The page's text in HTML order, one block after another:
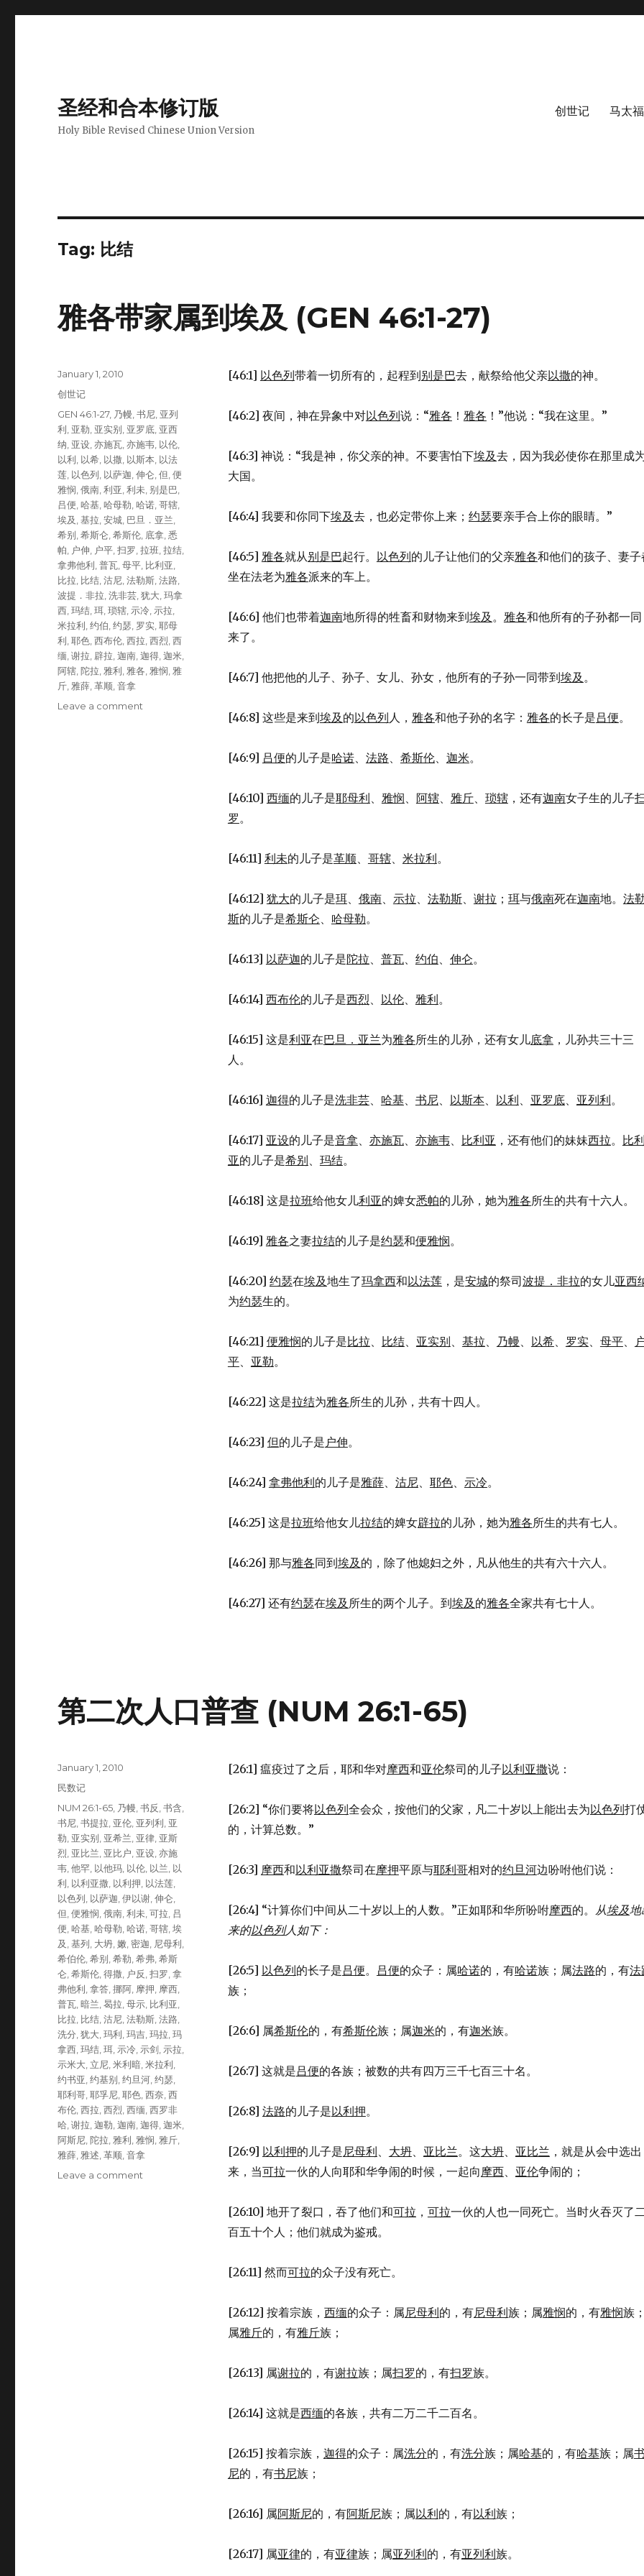
圣经和合本修订版
Holy Bible Revised Chinese Union Version
创世记 马太
Tag: 比结
雅各带家属到埃及 (GEN 46:1-27)
[46:1] 以色列带着一切所有的，起程到别是巴去，献祭给他父亲以撒的神。
[46:2] 夜间，神在异象中对以色列说：“雅各 ！ 雅各 ！”他说：“我在这里。”
[46:3] 神说：“我是神，你父亲的神。不要害怕下埃及去，因为我必使你在那里成
大国。
[46:4] 我要和你同下埃及去，也必定带你上来； 约瑟要亲手合上你的眼睛。”
[46:5] 雅各就从别是巴起行。 以色列的儿子让他们的父亲雅各和他们的孩子、妻子
坐在法老为雅各派来的车上。
[46:6] 他们也带着迦南地所得的牲畜和财物来到埃及 。 雅各和他所有的子孙都一同
来了。
[46:7] 他把他的儿子、孙子、女儿、孙女，他所有的子孙一同带到埃及 。
[46:8] 这些是来到埃及 的以色列人， 雅各和他子孙的名字： 雅各的长子是吕便。
[46:9] 吕便的儿子是哈诺、 法路、 希斯伦、 迦米。
[46:10] 西缅的儿子是耶母利、 雅悯、 阿辖、 雅斤、 琐辖，还有迦南女子生的儿子
罗。
[46:11] 利未的儿子是革顺、 哥辖、 米拉利。
[46:12] 犹大的儿子是珥、 俄南、 示拉、 法勒斯、 谢拉 ； 珥与俄南死在迦南地。 法
斯的儿子是希斯仑、 哈母勒。
[46:13] 以萨迦的儿子是陀拉、 普瓦、 约伯、 伸仑。
[46:14] 西布伦的儿子是西烈、 以伦、 雅利。
[46:15] 这是利亚在巴旦．亚兰为雅各所生的儿孙，还有女儿底拿，儿孙共三十三
人。
[46:16] 迦得的儿子是洗非芸、 哈基、 书尼、 以斯本、 以利、 亚罗底、 亚列利。
[46:17] 亚设的儿子是音拿、 亦施瓦、 亦施韦、 比利亚 ，还有他们的妹妹西拉。
比
亚的儿子是希别、 玛结。
[46:18] 这是拉班给他女儿利亚的婢女悉帕的儿孙，她为雅各所生的共有十六人。
[46:19] 雅各之妻拉结的儿子是约瑟和便雅悯。
[46:20] 约瑟在埃及地生了玛拿西和以法莲，是安城的祭司波提．非拉的女儿亚西
为约瑟生的。
[46:21] 便雅悯的儿子是比拉、 比结、 亚实别、 基拉、 乃幔、 以希、 罗实、 母平、
平、 亚勒。
[46:22] 这是拉结为雅各所生的儿孙，共有十四人。
[46:23] 但的儿子是 户伸。
[46:24] 拿弗他利的儿子是雅薛、 沽尼、 耶色、 示冷。
[46:25] 这是拉班给他女儿拉结的婢女辟拉的儿孙，她为雅各所生的共有七人。
[46:26] 那与雅各同到埃及 的，除了他媳妇之外，凡从他生的共有六十六人。
[46:27] 还有约瑟在埃及 所生的两个儿子。到埃及 的雅各全家共有七十人。
Posted
on
January 1, 2010
Categories
创世记
Tags
GEN 46:1-27, 乃幔 ,书尼 亚列
利 亚勒 亚实别 亚罗底 亚西
纳 亚设 ,亦施瓦 ,亦施韦 以伦
以利 以希 以撒 以斯本 以法
莲 以色列 以萨迦 ,伸仑 ,但 ,便
雅悯 ,俄南 ,利亚 ,利未 别是巴
吕便 ,哈基 ,哈母勒 ,哈诺 ,哥辖
埃及 ,基拉 ,安城 巴旦．亚兰
希别 ,希斯仑 ,希斯伦 底拿 ,悉
帕
户伸 户平 ,扫罗 ,拉班 ,拉结
拿弗他利 ,普瓦 ,母平 比利亚
比拉 比结 ,沽尼 ,法勒斯 ,法路
波提．非拉 ,洗非芸 ,犹大 ,玛拿
西 ,玛结 ,珥 ,琐辖 示冷 示拉
米拉利 ,约伯 ,约瑟 罗实 ,耶母
利 ,耶色 ,西布伦 ,西拉 ,西烈 ,西
缅 ,谢拉 辟拉 ,迦南 ,迦得 ,迦米
阿辖 ,陀拉 雅利 雅各 雅悯 雅
斤 雅薛 ,革顺 ,音拿
Leave a comment
第二次人口普查 (NUM 26:1-65)
[26:1] 瘟疫过了之后，耶和华对摩西和亚伦祭司的儿子以利亚撒说：
[26:2] “你们要将以色列全会众，按他们的父家，凡二十岁以上能出去为以色列打
的，计算总数。”
[26:3] 摩西和以利亚撒祭司在摩押平原与耶利哥相对的约旦河边吩咐他们说：
[26:4] “计算你们中间从二十岁以上的人数。”正如耶和华所吩咐摩西的。 从埃及地
来的以色列人如下：
[26:5] 以色列的长子是吕便。 吕便的众子：属哈诺的，有哈诺族；属法路的，有法
族；
[26:6] 属希斯伦的，有希斯伦族；属迦米的，有迦米族。
[26:7] 这就是吕便的各族；被数的共有四万三千七百三十名。
[26:8] 法路的儿子是以利押。
[26:9] 以利押的儿子是尼母利、 大坍、 亚比兰。这大坍、 亚比兰 ，就是从会中选出
来，当可拉一伙的人向耶和华争闹的时候，一起向摩西、 亚伦争闹的；
[26:10] 地开了裂口，吞了他们和可拉 ， 可拉一伙的人也一同死亡。当时火吞灭了
百五十个人；他们就成为鉴戒。
[26:11] 然而可拉的众子没有死亡。
[26:12] 按着宗族， 西缅的众子：属尼母利的，有尼母利族；属雅悯的，有雅悯族
属雅斤的，有雅斤族；
[26:13] 属谢拉的，有谢拉族；属扫罗的，有扫罗族。
[26:14] 这就是西缅的各族，共有二万二千二百名。
[26:15] 按着宗族， 迦得的众子：属洗分的，有洗分族；属哈基的，有哈基族；属
尼的，有书尼族；
[26:16] 属阿斯尼的，有阿斯尼族；属以利的，有以利族；
[26:17] 属亚律的，有亚律族；属亚列利的，有亚列利族。
Posted
on
January 1, 2010
Categories
民数记
Tags
NUM 26:1-65 乃幔 ,书反 ,书含
书尼 ,书提拉 亚伦 亚列利 亚
勒 亚实别 亚希兰 亚律 亚斯
烈 亚比兰 亚比户 亚设 ,亦施
韦 ,他罕 以他玛 以伦 以兰 以
利 以利亚撒 以利押 以法莲
以色列 以萨迦 ,伊以谢 ,伸仑
但 ,便雅悯 ,俄南 ,利未 ,可拉 吕
便 ,哈基 ,哈母勒 ,哈诺 ,哥辖 ,埃
及 ,基列 大坍 ,嫩 密迦 尼母利
希伯伦 ,希别 ,希勒 ,希弗 ,希斯
仑 ,希斯伦 ,得撒 户反 ,扫罗 ,拿
弗他利 ,拿答 ,挪阿 摩押 摩西
普瓦 ,暗兰 ,曷拉 ,母示 比利亚
比拉 比结 ,沽尼 ,法勒斯 ,法路
洗分 ,犹大 ,玛利 ,玛吉 ,玛拉 ,玛
拿西 ,玛结 ,珥 示冷 示剑 示拉
示米大 立尼 ,米利暗 ,米拉利
约书亚 ,约基别 ,约旦河 ,约瑟
耶利哥 ,耶孚尼 ,耶色 ,西奈 ,西
布伦 ,西拉 ,西烈 ,西缅 ,西罗非
哈 ,谢拉 ,迦勒 ,迦南 ,迦得 ,迦米
阿斯尼 ,陀拉 雅利 雅悯 雅斤
雅薛 雅述 ,革顺 ,音拿
Leave a comment